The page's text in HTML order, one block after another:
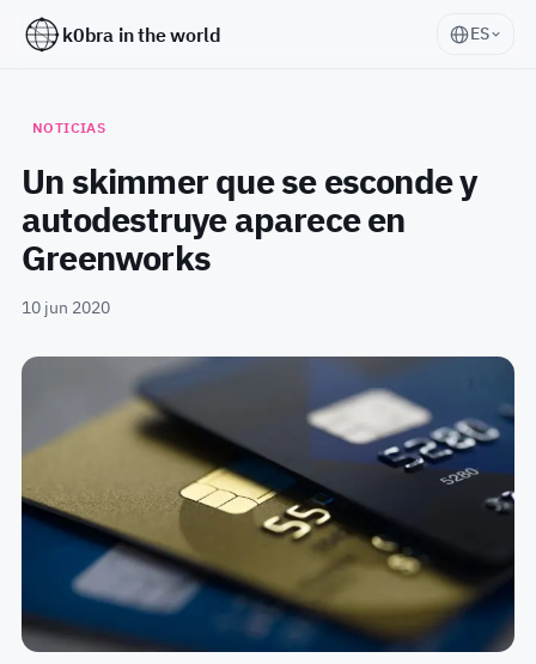
k0bra in the world ES
NOTICIAS
Un skimmer que se esconde y
autodestruye aparece en
Greenworks
10 jun 2020